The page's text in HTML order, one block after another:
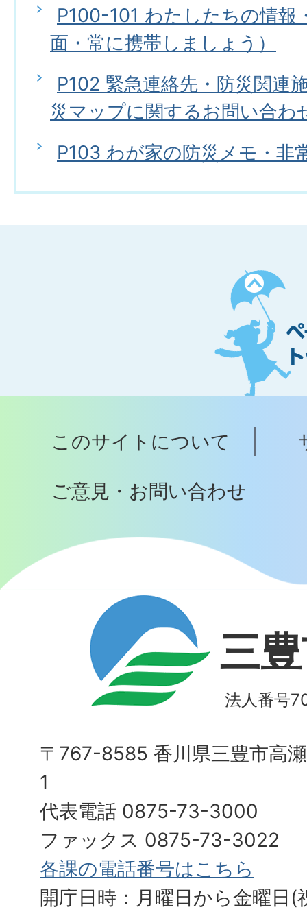
P100-101 わたしたちの情報
面・常に携帯しましょう）
P102 緊急連絡先・防災関連
災マップに関するお問い合わ
P103 わが家の防災メモ・非
ペ
ー
ジ
ト
ッ
へ
このサイトについて
ご意見・お問い合わせ
三
法人番号
〒767-8585 香川県三豊市高
1
代表電話 0875-73-3000
ファックス 0875-73-3022
各課の電話番号はこちら
開庁日時：月曜日から金曜日(